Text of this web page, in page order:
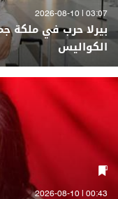
03:07 | 2026-08-10
الكواليس
00:43 | 2026-08-10